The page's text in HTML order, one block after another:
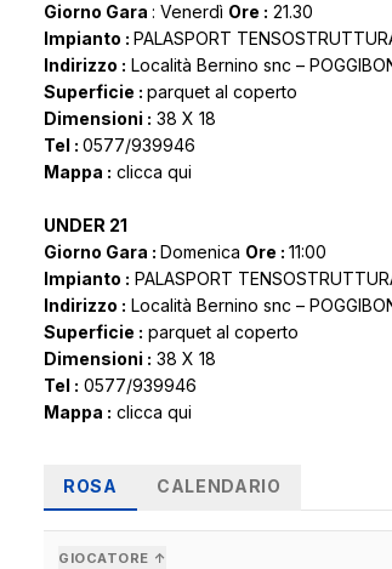
Giorno Gara : Venerdì Ore : 21.30
Impianto : PALASPORT
Indirizzo : Località Bernino snc –
Superficie : parquet al coperto
Dimensioni : 38 X 18
Tel : 0577/939946
Mappa : clicca qui
UNDER 21
Giorno Gara : Domenica Ore : 11:00
Impianto : PALASPORT
Indirizzo : Località Bernino snc –
Superficie : parquet al coperto
Dimensioni : 38 X 18
Tel : 0577/939946
Mappa : clicca qui
ROSA CALENDARIO
GIOCATORE ↑